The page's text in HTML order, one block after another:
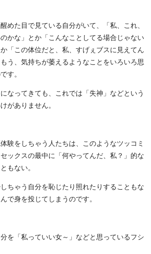
めた目で見ている自分がいて、「私、これ、
かな」とか「こんなことしてる場合じゃない
「この体位だと、私、すげぇブスに見えてん
う、気持ちが萎えるようなことをいろいろ思
す。
なってきても、これでは「失神」などという
がありません。
験をしちゃう人たちは、このようなツッコミ
ックスの最中に「何やってんだ、私？」的な
もない。
ちゃう自分を恥じたり照れたりすることもな
で身を投じてしまうのです。
を「私っていい女～」などと思っているフシ